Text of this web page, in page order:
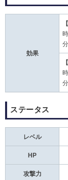
効果
ステータス
レベル
HP
攻撃力